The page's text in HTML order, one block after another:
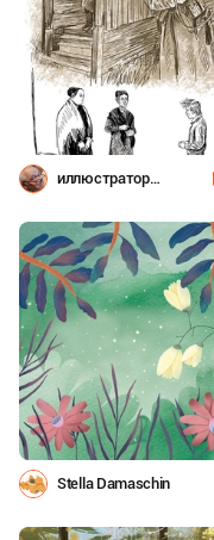
иллюстратор
Stella Damaschin